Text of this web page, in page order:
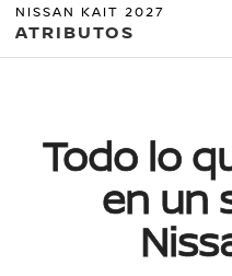
NISSAN KAIT 2027
ATRIBUTOS
Todo lo
en un